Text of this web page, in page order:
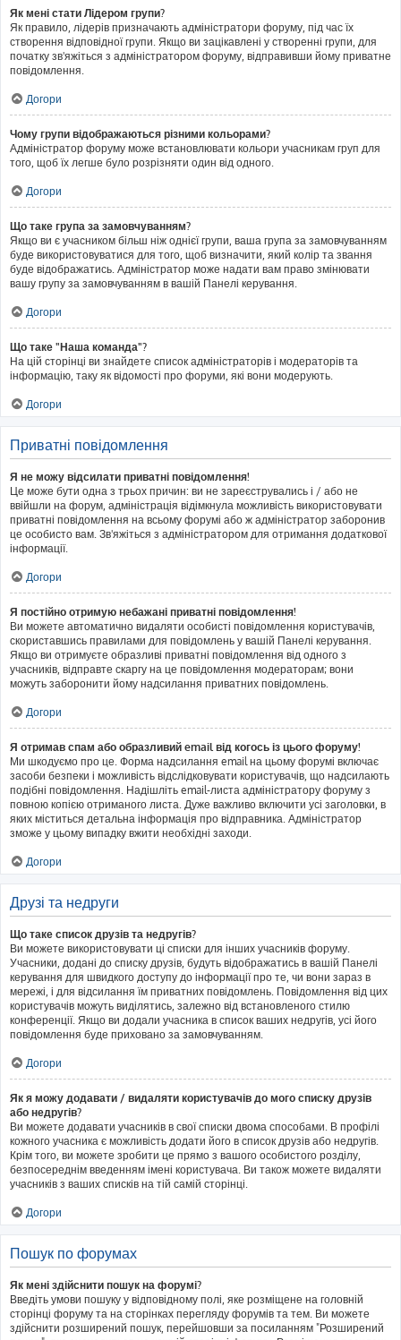
Як мені стати Лідером групи?
Як правило, лідерів призначають адміністратори форуму, під час їх
створення відповідної групи. Якщо ви зацікавлені у створенні групи, для
початку зв'яжіться з адміністратором форуму, відправивши йому приватне
повідомлення.
Догори
Чому групи відображаються різними кольорами?
Адміністратор форуму може встановлювати кольори учасникам груп для
того, щоб їх легше було розрізняти один від одного.
Догори
Що таке група за замовчуванням?
Якщо ви є учасником більш ніж однієї групи, ваша група за замовчуванням
буде використовуватися для того, щоб визначити, який колір та звання
буде відображатись. Адміністратор може надати вам право змінювати
вашу групу за замовчуванням в вашій Панелі керування.
Догори
Що таке "Наша команда"?
На цій сторінці ви знайдете список адміністраторів і модераторів та
інформацію, таку як відомості про форуми, які вони модерують.
Догори
Приватні повідомлення
Я не можу відсилати приватні повідомлення!
Це може бути одна з трьох причин: ви не зареєструвались і / або не
ввійшли на форум, адміністрація відімкнула можливість використовувати
приватні повідомлення на всьому форумі або ж адміністратор заборонив
це особисто вам. Зв'яжіться з адміністратором для отримання додаткової
інформації.
Догори
Я постійно отримую небажані приватні повідомлення!
Ви можете автоматично видаляти особисті повідомлення користувачів,
скориставшись правилами для повідомлень у вашій Панелі керування.
Якщо ви отримуєте образливі приватні повідомлення від одного з
учасників, відправте скаргу на це повідомлення модераторам; вони
можуть заборонити йому надсилання приватних повідомлень.
Догори
Я отримав спам або образливий email від когось із цього форуму!
Ми шкодуємо про це. Форма надсилання email на цьому форумі включає
засоби безпеки і можливість відслідковувати користувачів, що надсилають
подібні повідомлення. Надішліть email-листа адміністратору форуму з
повною копією отриманого листа. Дуже важливо включити усі заголовки, в
яких міститься детальна інформація про відправника. Адміністратор
зможе у цьому випадку вжити необхідні заходи.
Догори
Друзі та недруги
Що таке список друзів та недругів?
Ви можете використовувати ці списки для інших учасників форуму.
Учасники, додані до списку друзів, будуть відображатись в вашій Панелі
керування для швидкого доступу до інформації про те, чи вони зараз в
мережі, і для відсилання їм приватних повідомлень. Повідомлення від цих
користувачів можуть виділятись, залежно від встановленого стилю
конференції. Якщо ви додали учасника в список ваших недругів, усі його
повідомлення буде приховано за замовчуванням.
Догори
Як я можу додавати / видаляти користувачів до мого списку друзів
або недругів?
Ви можете додавати учасників в свої списки двома способами. В профілі
кожного учасника є можливість додати його в список друзів або недругів.
Крім того, ви можете зробити це прямо з вашого особистого розділу,
безпосереднім введенням імені користувача. Ви також можете видаляти
учасників з ваших списків на тій самій сторінці.
Догори
Пошук по форумах
Як мені здійснити пошук на форумі?
Введіть умови пошуку у відповідному полі, яке розміщене на головній
сторінці форуму та на сторінках перегляду форумів та тем. Ви можете
здійснити розширений пошук, перейшовши за посиланням "Розширений